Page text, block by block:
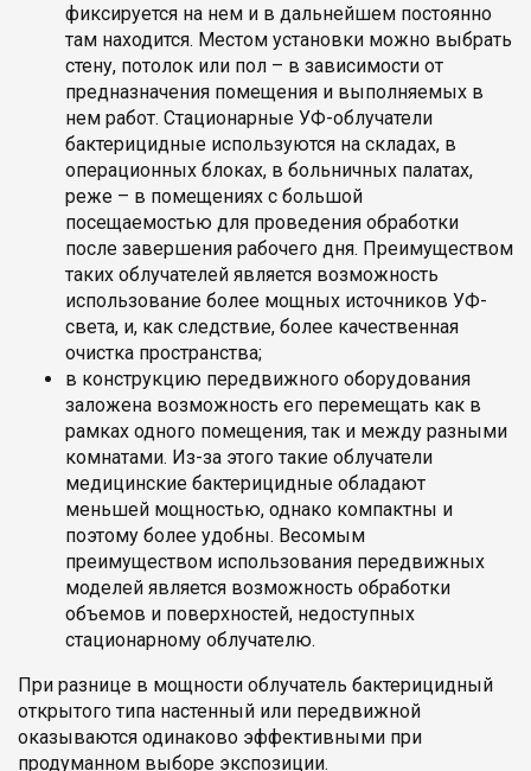
фиксируется на нем и в дальнейшем постоянно
там находится. Местом установки можно выбрать
стену, потолок или пол – в зависимости от
предназначения помещения и выполняемых в
нем работ. Стационарные УФ-облучатели
бактерицидные используются на складах, в
операционных блоках, в больничных палатах,
реже – в помещениях с большой
посещаемостью для проведения обработки
после завершения рабочего дня. Преимуществом
таких облучателей является возможность
использование более мощных источников УФ-
света, и, как следствие, более качественная
очистка пространства;
в конструкцию передвижного оборудования
заложена возможность его перемещать как в
рамках одного помещения, так и между разными
комнатами. Из-за этого такие облучатели
медицинские бактерицидные обладают
меньшей мощностью, однако компактны и
поэтому более удобны. Весомым
преимуществом использования передвижных
моделей является возможность обработки
объемов и поверхностей, недоступных
стационарному облучателю.
При разнице в мощности облучатель бактерицидный
открытого типа настенный или передвижной
оказываются одинаково эффективными при
продуманном выборе экспозиции.